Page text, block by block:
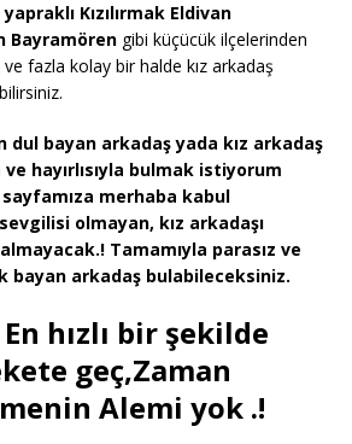
Kızılırmak Eldivan
Bayramören gibi küçücük ilçelerinden
fazla kolay bir halde kız arkadaş
dul bayan arkadaş yada kız arkadaş
hayırlısıyla bulmak istiyorum
merhaba kabul
olmayan, kız arkadaşı
Tamamıyla parasız ve
bayan arkadaş bulabileceksiniz.
hızlı bir şekilde
geç,Zaman
Alemi yok .!